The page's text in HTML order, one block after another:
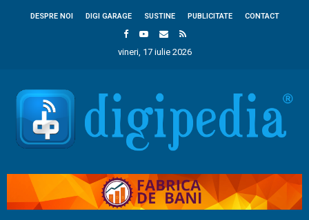
DESPRE NOI DIGI GARAGE SUSTINE PUBLICITATE CONTACT
vineri, 17 iulie 2026